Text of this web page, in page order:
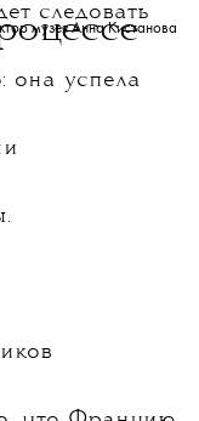
следовать
она успела